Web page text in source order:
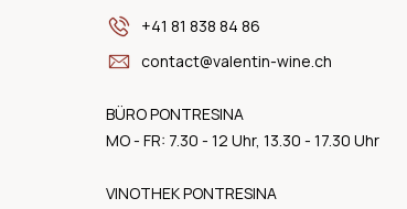
+41 81 838 84 86
contact@valentin-wine.ch
BÜRO PONTRESINA
MO - FR: 7.30 - 12 Uhr, 13.30 - 17.30 Uhr
VINOTHEK PONTRESINA